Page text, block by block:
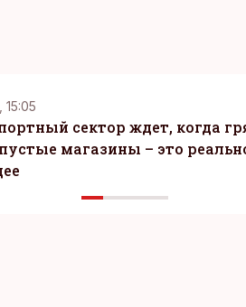
15:05
сектор ждет, когда
магазины – это